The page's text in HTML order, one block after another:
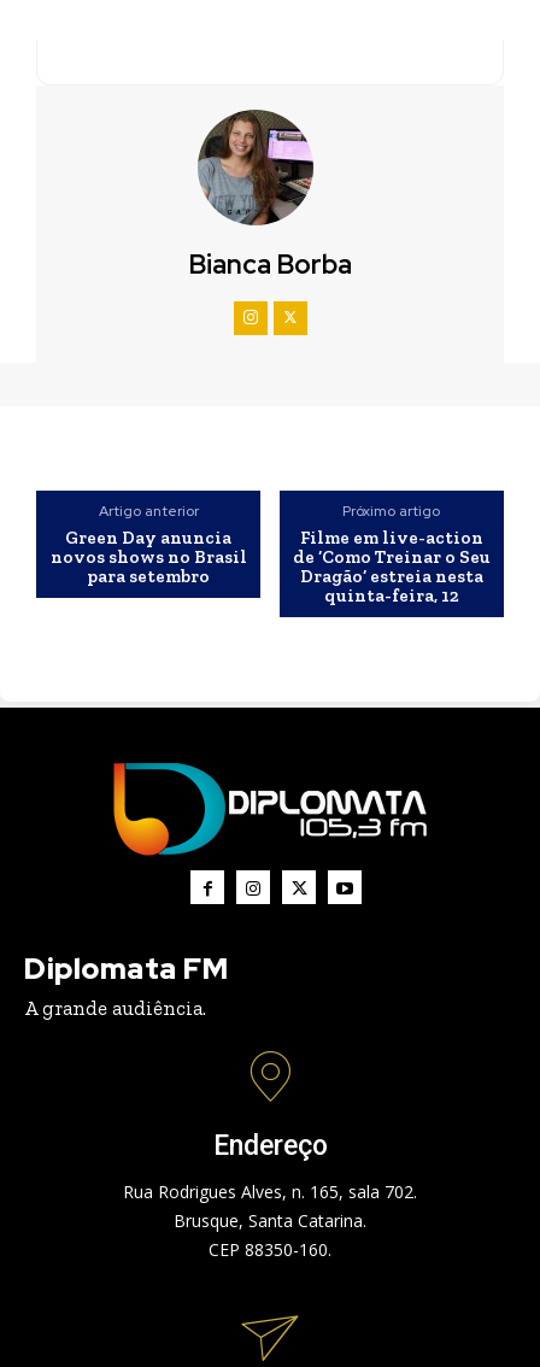
Bianca Borba
Artigo anterior
Green Day anuncia
novos shows no Brasil
para setembro
Próximo artigo
Filme em live-action
de ‘Como Treinar o Seu
Dragão’ estreia nesta
quinta-feira, 12
Diplomata FM
A grande audiência.
Endereço
Rua Rodrigues Alves, n. 165, sala 702.
Brusque, Santa Catarina.
CEP 88350-160.